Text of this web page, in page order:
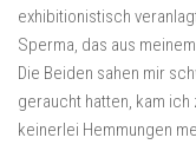
exhibitionistisch
Sperma, das aus
Die Beiden sahen mir
geraucht hatten, kam
keinerlei Hemmungen